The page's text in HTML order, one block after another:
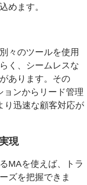
めます。
々のツールを使用
く、シームレスな
あります。その
ョンからリード管理
り迅速な顧客対応が
現
MAを使えば、トラ
ズを把握できま